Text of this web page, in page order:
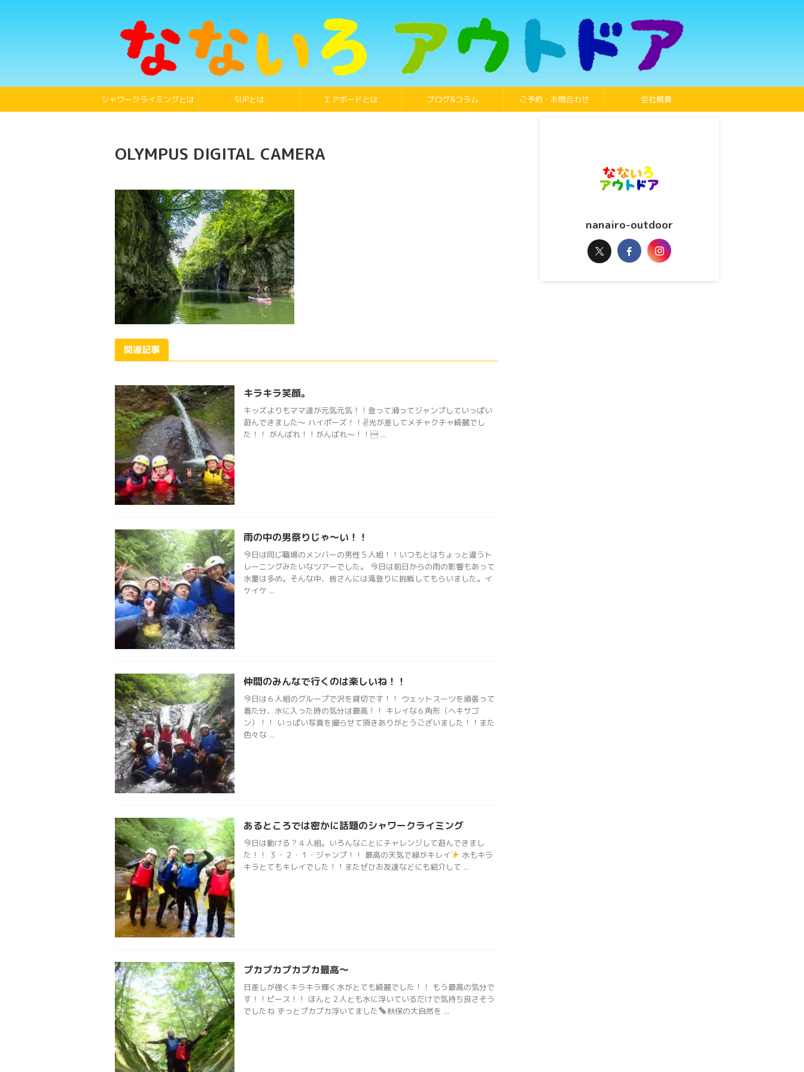
シャワークライミングとは SUPとは エアボードとは ブログ&コラム ご予約・お問合わせ 会社概要
OLYMPUS DIGITAL CAMERA
関連記事
キラキラ笑顔。
キッズよりもママ達が元気元気！！登って滑ってジャンプしていっぱい
遊んできました〜 ハイポーズ！！✌️光が差してメチャクチャ綺麗でし
た！！ がんばれ！！がんばれ〜！！ ...
雨の中の男祭りじゃ〜い！！
今日は同じ職場のメンバーの男性５人組！！いつもとはちょっと違うト
レーニングみたいなツアーでした。 今日は前日からの雨の影響もあって
水量は多め。そんな中、皆さんには滝登りに挑戦してもらいました。イ
ケイケ ...
仲間のみんなで行くのは楽しいね！！
今日は６人組のグループで沢を貸切です！！ ウェットスーツを頑張って
着た分、水に入った時の気分は最高！！ キレイな６角形（ヘキサゴ
ン）！！ いっぱい写真を撮らせて頂きありがとうございました！！また
色々な ...
あるところでは密かに話題のシャワークライミング
今日は動ける？４人組。いろんなことにチャレンジして遊んできまし
た！！ ３・２・１・ジャンプ！！ 最高の天気で緑がキレイ
水もキラ
キラとてもキレイでした！！またぜひお友達などにも紹介して ...
プカプカプカプカ最高〜
日差しが強くキラキラ輝く水がとても綺麗でした！！ もう最高の気分で
す！！ピース！！ ほんと２人とも水に浮いているだけで気持ち良さそう
でしたね ずっとプカプカ浮いてました
秋保の大自然を ...
nanairo-outdoor